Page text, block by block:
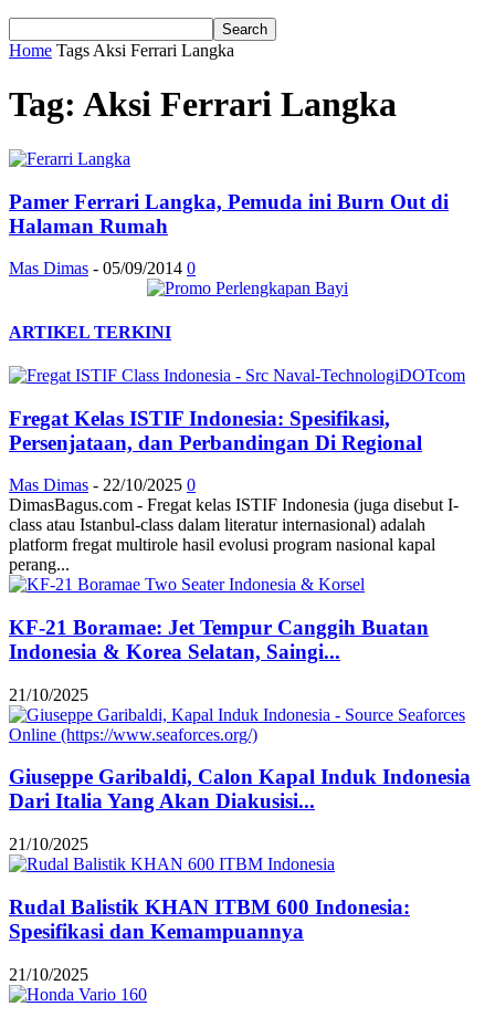
Home Tags Aksi Ferrari Langka
Tag: Aksi Ferrari Langka
Pamer Ferrari Langka, Pemuda ini Burn Out di
Halaman Rumah
Mas Dimas - 05/09/2014 0
ARTIKEL TERKINI
Fregat Kelas ISTIF Indonesia: Spesifikasi,
Persenjataan, dan Perbandingan Di Regional
Mas Dimas - 22/10/2025 0
DimasBagus.com - Fregat kelas ISTIF Indonesia (juga disebut I-
class atau Istanbul-class dalam literatur internasional) adalah
platform fregat multirole hasil evolusi program nasional kapal
perang...
KF-21 Boramae: Jet Tempur Canggih Buatan
Indonesia & Korea Selatan, Saingi...
21/10/2025
Giuseppe Garibaldi, Calon Kapal Induk Indonesia
Dari Italia Yang Akan Diakusisi...
21/10/2025
Rudal Balistik KHAN ITBM 600 Indonesia:
Spesifikasi dan Kemampuannya
21/10/2025